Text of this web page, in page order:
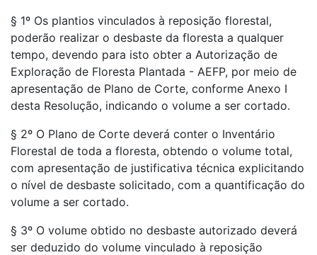
§ 1º Os plantios vinculados à reposição florestal,
poderão realizar o desbaste da floresta a qualquer
tempo, devendo para isto obter a Autorização de
Exploração de Floresta Plantada - AEFP, por meio de
apresentação de Plano de Corte, conforme Anexo I
desta Resolução, indicando o volume a ser cortado.
§ 2º O Plano de Corte deverá conter o Inventário
Florestal de toda a floresta, obtendo o volume total,
com apresentação de justificativa técnica explicitando
o nível de desbaste solicitado, com a quantificação do
volume a ser cortado.
§ 3º O volume obtido no desbaste autorizado deverá
ser deduzido do volume vinculado à reposição